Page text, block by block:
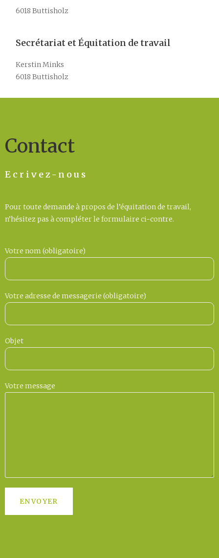
6018 Buttisholz
Secrétariat et Équitation de travail
Kerstin Minks
6018 Buttisholz
Contact
Ecrivez-nous
Pour toute demande à propos de l’équitation de travail,
n’hésitez pas à compléter le formulaire ci-contre.
Votre nom (obligatoire)
Votre adresse de messagerie (obligatoire)
Objet
Votre message